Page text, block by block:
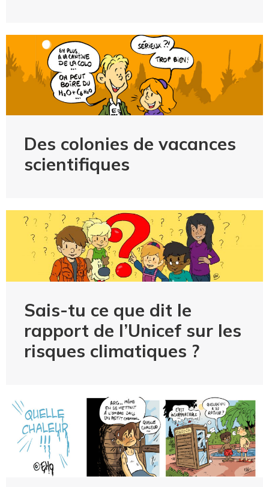
Des colonies de vacances
scientifiques
Sais-tu ce que dit le
rapport de l’Unicef sur les
risques climatiques ?